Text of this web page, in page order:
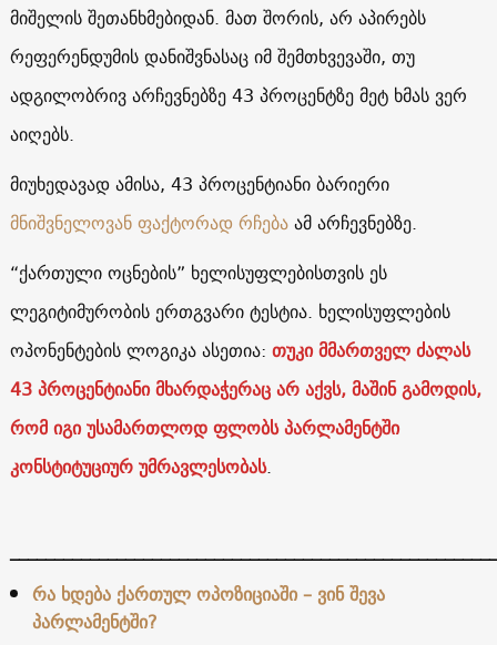
მიშელის შეთანხმებიდან. მათ შორის, არ აპირებს
რეფერენდუმის დანიშვნასაც იმ შემთხვევაში, თუ
ადგილობრივ არჩევნებზე 43 პროცენტზე მეტ ხმას ვერ
აიღებს.
მიუხედავად ამისა, 43 პროცენტიანი ბარიერი
მნიშვნელოვან ფაქტორად რჩებაამ არჩევნებზე.
“ქართული ოცნების” ხელისუფლებისთვის ეს
ლეგიტიმურობის ერთგვარი ტესტია. ხელისუფლების
ოპონენტების ლოგიკა ასეთია: თუკი მმართველ ძალას
43 პროცენტიანი მხარდაჭერაც არ აქვს, მაშინ გამოდის,
რომ იგი უსამართლოდ ფლობს პარლამენტში
კონსტიტუციურ უმრავლესობას.
რა ხდება ქართულ ოპოზიციაში – ვინ შევა
პარლამენტში?